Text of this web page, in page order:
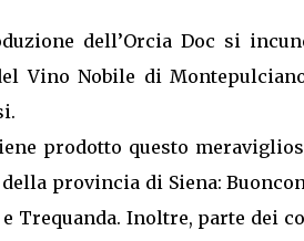
dell’Orcia Doc si
Vino Nobile di
prodotto questo
provincia di Siena:
Trequanda. Inoltre, parte dei